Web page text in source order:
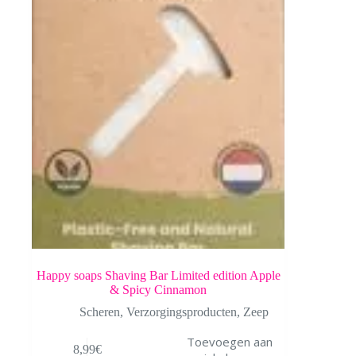
Happy soaps Shaving Bar Limited edition Apple
& Spicy Cinnamon
Scheren,Verzorgingsproducten, Zeep
8,99€
Toevoegen aan